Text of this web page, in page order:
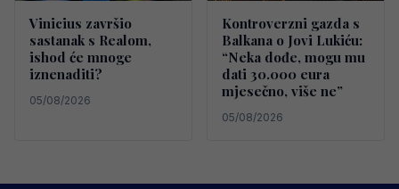
Vinicius završio
sastanak s Realom,
ishod će mnoge
iznenaditi?
05/08/2026
Kontroverzni gazda s
Balkana o Jovi Lukiću:
“Neka dođe, mogu mu
dati 30.000 eura
mjesečno, više ne”
05/08/2026